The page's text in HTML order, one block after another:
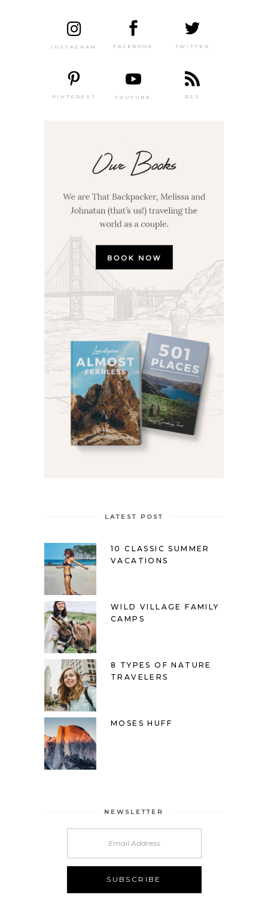
INSTAGRAM FACEBOOK TWITTER
PINTEREST YOUTUBE RSS
LATEST POST
10 CLASSIC SUMMER
VACATIONS
WILD VILLAGE FAMILY
CAMPS
8 TYPES OF NATURE
TRAVELERS
MOSES HUFF
NEWSLETTER